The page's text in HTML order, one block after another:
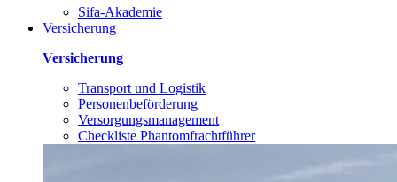
Sifa-Akademie
Versicherung
Versicherung
Transport und Logistik
Personenbeförderung
Versorgungsmanagement
Checkliste Phantomfrachtführer